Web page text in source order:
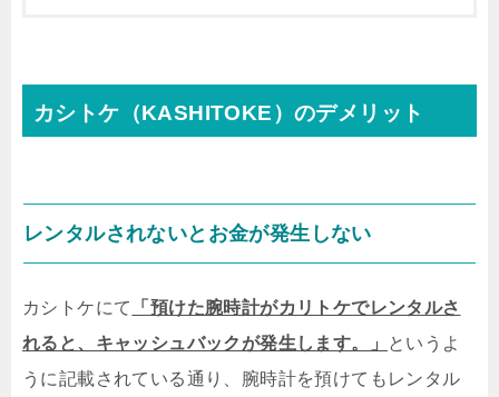
カシトケ（KASHITOKE）のデメリット
レンタルされないとお金が発生しない
カシトケにて
「預けた腕時計がカリトケでレンタルさ
れると、キャッシュバックが発生します。」
というよ
うに記載されている通り、腕時計を預けてもレンタル